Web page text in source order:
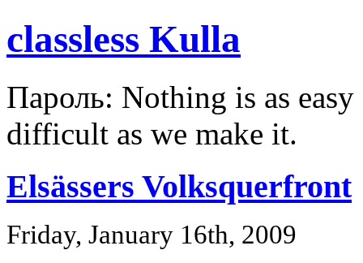
classless Kulla
Пароль: Nothing is as
difficult as we make it.
Elsässers Volksquerfront
Friday, January 16th, 2009